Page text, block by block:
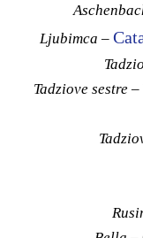
Ljubimca –
Tadziove sestre –